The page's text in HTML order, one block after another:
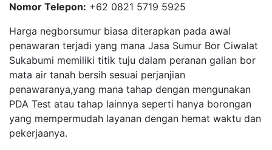
Nomor Telepon: +62 0821 5719 5925
Harga negborsumur biasa diterapkan pada awal
penawaran terjadi yang mana Jasa Sumur Bor Ciwalat
Sukabumi memiliki titik tuju dalam peranan galian bor
mata air tanah bersih sesuai perjanjian
penawaranya,yang mana tahap dengan mengunakan
PDA Test atau tahap lainnya seperti hanya borongan
yang mempermudah layanan dengan hemat waktu dan
pekerjaanya.